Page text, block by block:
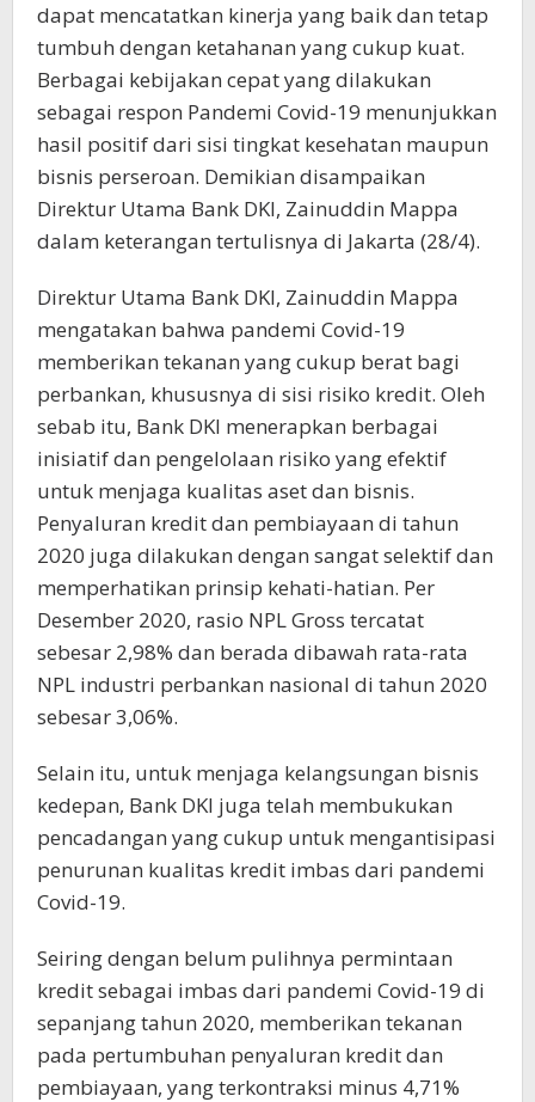
dapat mencatatkan kinerja yang baik dan tetap
tumbuh dengan ketahanan yang cukup kuat.
Berbagai kebijakan cepat yang dilakukan
sebagai respon Pandemi Covid-19 menunjukkan
hasil positif dari sisi tingkat kesehatan maupun
bisnis perseroan. Demikian disampaikan
Direktur Utama Bank DKI, Zainuddin Mappa
dalam keterangan tertulisnya di Jakarta (28/4).
Direktur Utama Bank DKI, Zainuddin Mappa
mengatakan bahwa pandemi Covid-19
memberikan tekanan yang cukup berat bagi
perbankan, khususnya di sisi risiko kredit. Oleh
sebab itu, Bank DKI menerapkan berbagai
inisiatif dan pengelolaan risiko yang efektif
untuk menjaga kualitas aset dan bisnis.
Penyaluran kredit dan pembiayaan di tahun
2020 juga dilakukan dengan sangat selektif dan
memperhatikan prinsip kehati-hatian. Per
Desember 2020, rasio NPL Gross tercatat
sebesar 2,98% dan berada dibawah rata-rata
NPL industri perbankan nasional di tahun 2020
sebesar 3,06%.
Selain itu, untuk menjaga kelangsungan bisnis
kedepan, Bank DKI juga telah membukukan
pencadangan yang cukup untuk mengantisipasi
penurunan kualitas kredit imbas dari pandemi
Covid-19.
Seiring dengan belum pulihnya permintaan
kredit sebagai imbas dari pandemi Covid-19 di
sepanjang tahun 2020, memberikan tekanan
pada pertumbuhan penyaluran kredit dan
pembiayaan, yang terkontraksi minus 4,71%